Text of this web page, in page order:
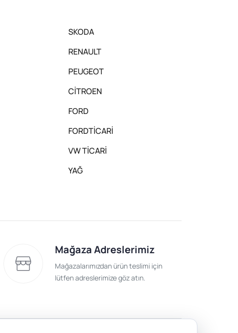
SKODA
RENAULT
PEUGEOT
CİTROEN
FORD
FORDTİCARİ
VW TİCARİ
YAĞ
Mağaza Adreslerimiz
Mağazalarımızdan ürün teslimi için
lütfen adreslerimize göz atın.